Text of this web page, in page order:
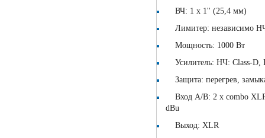
ВЧ: 1 х 1'' (25,4 мм)
Лимитер: независимо
Мощность: 1000 Вт
Усилитель: НЧ: Class-D,
Защита: перегрев,
Вход А/В: 2 х combo
dBu
Выход: XLR